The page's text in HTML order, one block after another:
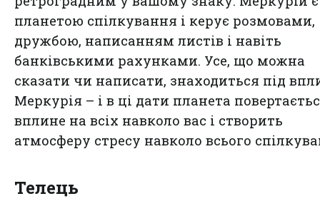
планетою спілкування і керує розмовами,
дружбою, написанням листів і навіть
банківськими рахунками. Усе, що можна
сказати чи написати, знаходиться під
Меркурія – і в ці дати планета
вплине на всіх навколо вас і створить
атмосферу стресу навколо всього
Телець